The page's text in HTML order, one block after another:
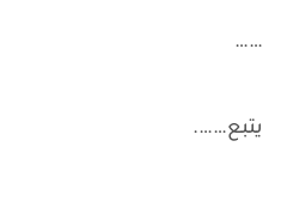
……
يتبع…….